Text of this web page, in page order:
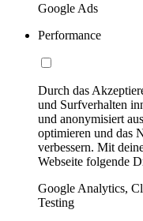
Google Ads
Performance
Durch das
und Surfverhalten
und anonymisiert
optimieren und das
verbessern. Mit
Webseite folgende
Google Analytics,
Testing